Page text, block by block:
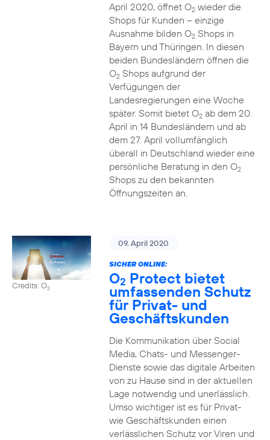
April 2020, öffnet O2wieder die
Shops für Kunden – einzige
Ausnahme bilden O2Shops in
Bayern und Thüringen. In diesen
beiden Bundesländern öffnen die
O2Shops aufgrund der
Verfügungen der
Landesregierungen eine Woche
später. Somit bietet O2ab dem 20.
April in 14 Bundesländern und ab
dem 27. April vollumfänglich
überall in Deutschland wieder eine
persönliche Beratung in den O2
Shops zu den bekannten
Öffnungszeiten an.
Credits: O2
09. April 2020
SICHER ONLINE:
O2 Protect bietet
umfassenden Schutz
für Privat- und
Geschäftskunden
Die Kommunikation über Social
Media, Chats- und Messenger-
Dienste sowie das digitale Arbeiten
von zu Hause sind in der aktuellen
Lage notwendig und unerlässlich.
Umso wichtiger ist es für Privat-
wie Geschäftskunden einen
verlässlichen Schutz vor Viren und